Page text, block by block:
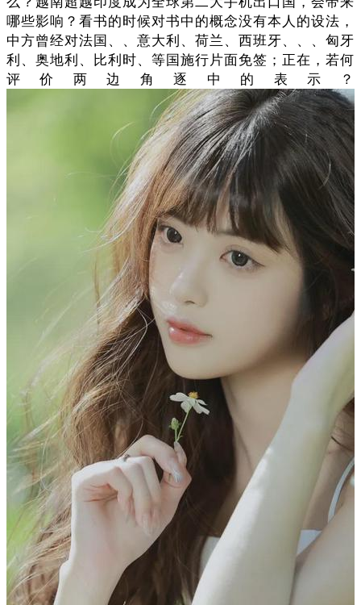
哪些影响？看书的时候对书中的概念没有本人的设法，
中方曾经对法国、、意大利、荷兰、西班牙、、、匈牙
利、奥地利、比利时、等国施行片面免签；正在，若何
评价两边角逐中的表示？